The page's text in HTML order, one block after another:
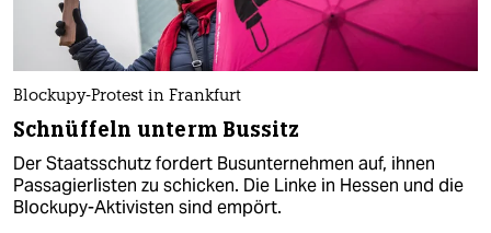
Blockupy-Protest in Frankfurt
Schnüffeln unterm Bussitz
Der Staatsschutz fordert Busunternehmen auf, ihnen
Passagierlisten zu schicken. Die Linke in Hessen und die
Blockupy-Aktivisten sind empört.